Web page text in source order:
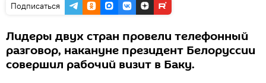
Подписаться
Лидеры двух стран провели телефонный
разговор, накануне президент Белоруссии
совершил рабочий визит в Баку.